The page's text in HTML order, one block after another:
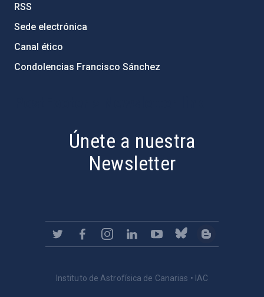
RSS
Sede electrónica
Canal ético
Condolencias Francisco Sánchez
Únete a nuestra
Newsletter
Instituto de Astrofísica de Canarias • IAC